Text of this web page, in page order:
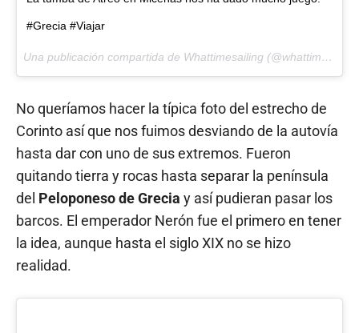
#Grecia #Viajar
Una publicación compartida de Whattimesailing (@whattimesailing) el
No queríamos hacer la típica foto del estrecho de
Corinto así que nos fuimos desviando de la autovía
hasta dar con uno de sus extremos. Fueron
quitando tierra y rocas hasta separar la península
del Peloponeso de Grecia y así pudieran pasar los
barcos. El emperador Nerón fue el primero en tener
la idea, aunque hasta el siglo XIX no se hizo
realidad.